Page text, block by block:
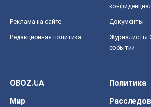
Реклама на сайте Документы
Редакционная политика
Журналисты
событий
OBOZ.UA
Политика
Мир